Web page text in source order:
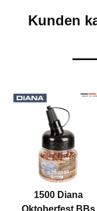
Kunden
1500 Diana